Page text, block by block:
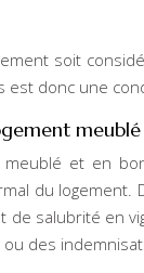
soit
donc une
et en
du
salubrité en
des